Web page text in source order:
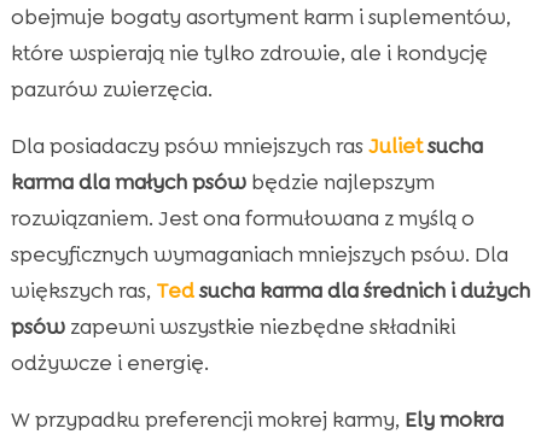
obejmuje bogaty asortyment karm i suplementów,
które wspierają nie tylko zdrowie, ale i kondycję
pazurów zwierzęcia.
Dla posiadaczy psów mniejszych rasJulietsucha
karma dla małych psówbędzie najlepszym
rozwiązaniem. Jest ona formułowana z myślą o
specyficznych wymaganiach mniejszych psów. Dla
większych ras, Tedsucha karma dla średnich i dużych
psówzapewni wszystkie niezbędne składniki
odżywcze i energię.
W przypadku preferencji mokrej karmy, Ely mokra